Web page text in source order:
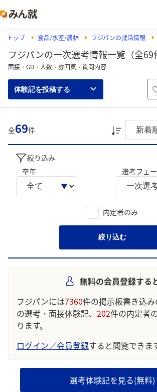
トップ 食品/水産/農林 フジパンの就活情報
フジパンの一次選考情報一覧（全69
面接・GD・人数・雰囲気・質問内容
体験記を投稿する
全69件
絞り込み
卒年
選考フェ
内定者のみ
絞り込む
無料の会員登録する
フジパンには7360件の掲示板書き込
の選考・面接体験記、 202件の内定者
ります。
ログイン／会員登録すると閲覧できま
選考体験記を見る(無料)